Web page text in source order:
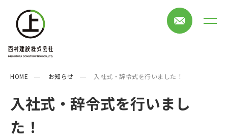
HOME お知らせ 入社式・辞令式を行いました！
入社式・辞令式を行いまし
た！